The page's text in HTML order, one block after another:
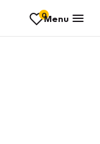
0Menu